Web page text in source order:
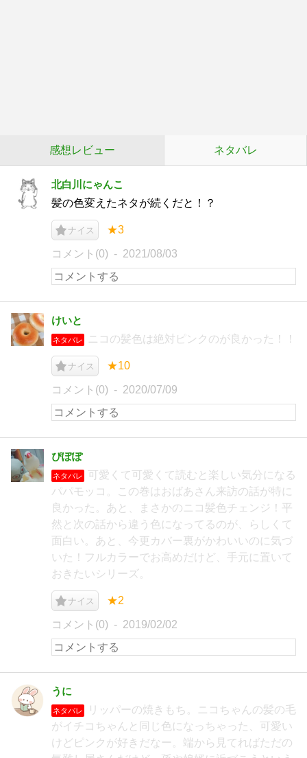
感想レビュー ネタバレ
北白川にゃんこ
髪の色変えたネタが続くだと！？
ナイス ★3
コメント(0) 2021/08/03
けいと
ネタバレ ニコの髪色は絶対ピンクのが良かった！！
ナイス ★10
コメント(0) 2020/07/09
ぴぽぽ
ネタバレ
可愛くて可愛くて読むと楽しい気分になる
パパモッコ。この巻はおばあさん来訪の話が特に
良かった。あと、まさかのニコ髪色チェンジ！平
然と次の話から違う色になってるのが、らしくて
面白い。あと、今更カバー裏がかわいいのに気づ
いた！フルカラーでお高めだけど、手元に置いて
おきたいシリーズ。
ナイス ★2
コメント(0) 2019/02/02
うに
ネタバレ
リッパーの焼きもち。ニコちゃんの髪の毛
がイチコちゃんと同じ色になっちゃった、可愛い
けどピンクが好きだなー。端から見てればただの